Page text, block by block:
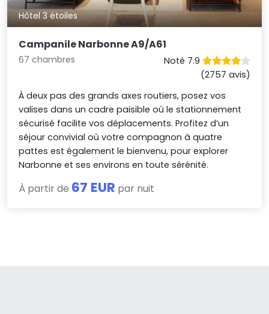
Hôtel 3 étoiles
Campanile Narbonne A9/A61
67 chambres
Noté 7.9
(2757 avis)
À deux pas des grands axes routiers, posez vos
valises dans un cadre paisible où le stationnement
sécurisé facilite vos déplacements. Profitez d’un
séjour convivial où votre compagnon à quatre
pattes est également le bienvenu, pour explorer
Narbonne et ses environs en toute sérénité.
À partir de 67 EUR par nuit